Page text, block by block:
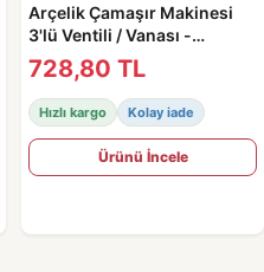
Arçelik Çamaşır Makinesi
3'lü Ventili / Vanası -
2005680400
728,80 TL
Hızlı kargo Kolay iade
Ürünü İncele